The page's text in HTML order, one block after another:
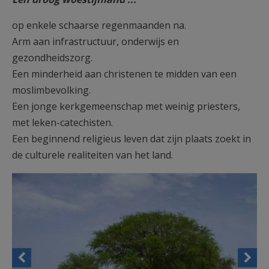
op enkele schaarse regenmaanden na.
Arm aan infrastructuur, onderwijs en
gezondheidszorg.
Een minderheid aan christenen te midden van een
moslimbevolking.
Een jonge kerkgemeenschap met weinig priesters,
met leken-catechisten.
Een beginnend religieus leven dat zijn plaats zoekt in
de culturele realiteiten van het land.